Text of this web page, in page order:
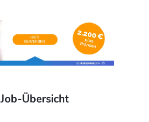
Job-Übersicht